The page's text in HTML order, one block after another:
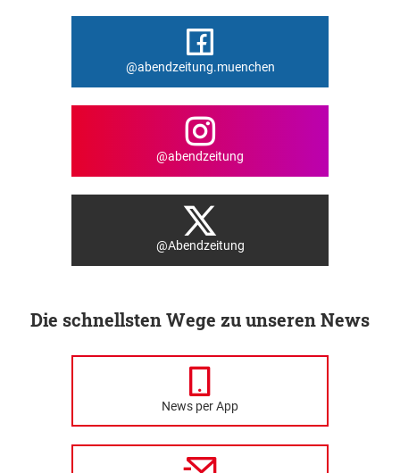
@abendzeitung.muenchen
@abendzeitung
@Abendzeitung
Die schnellsten Wege zu unseren News
News per App